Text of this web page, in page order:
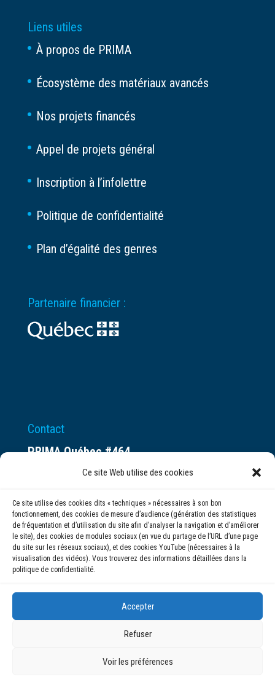
Ce site Web utilise des cookies
Ce site utilise des cookies dits « techniques » nécessaires à son bon
fonctionnement, des cookies de mesure d’audience (génération des statistiques
de fréquentation et d’utilisation du site afin d’analyser la navigation et d’améliorer
le site), des cookies de modules sociaux (en vue du partage de l’URL d’une page
du site sur les réseaux sociaux), et des cookies YouTube (nécessaires à la
visualisation des vidéos). Vous trouverez des informations détaillées dans la
politique de confidentialité.
Accepter
Refuser
Voir les préférences
Liens utiles
À propos de PRIMA
Écosystème des matériaux avancés
Nos projets financés
Appel de projets général
Inscription à l’infolettre
Politique de confidentialité
Plan d’égalité des genres
Partenaire financier :
Contact
PRIMA Québec #464
Espace ax.c
Montréal (QC) H3C 0B4
(514) 284-0211